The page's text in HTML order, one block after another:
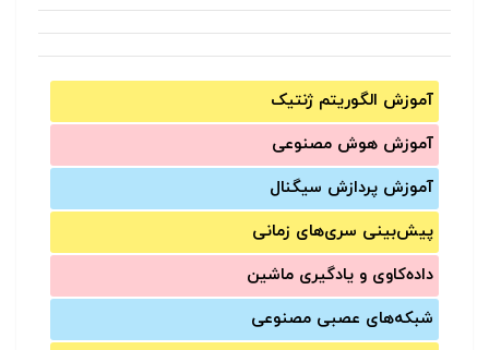
آموزش الگوریتم ژنتیک
آموزش‌ هوش مصنوعی
آموزش‌ پردازش سیگنال
پیش‌‌بینی سری‌‌های زمانی
داده‌کاوی و یادگیری ماشین
شبکه‌های عصبی مصنوعی